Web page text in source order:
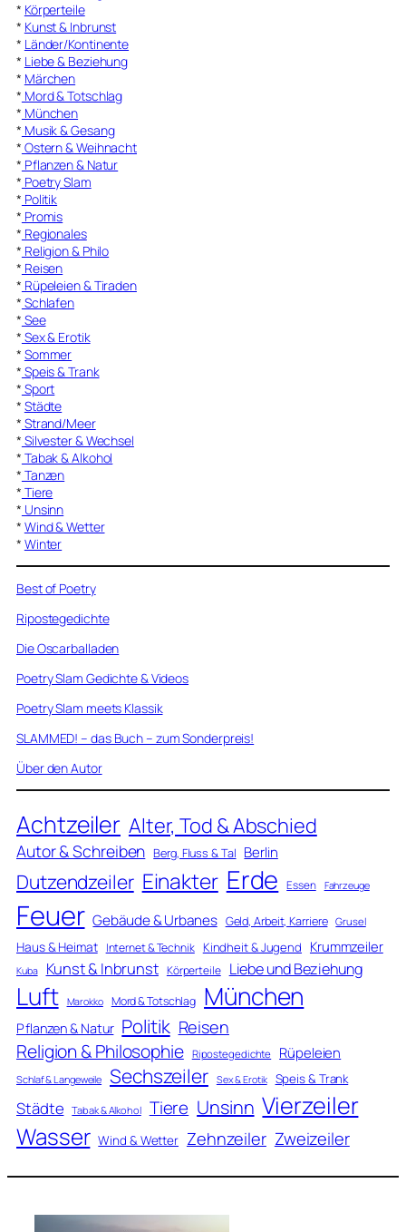
* Körperteile
* Kunst & Inbrunst
* Länder/Kontinente
* Liebe & Beziehung
* Märchen
* Mord & Totschlag
* München
* Musik & Gesang
* Ostern & Weihnacht
* Pflanzen & Natur
* Poetry Slam
* Politik
* Promis
* Regionales
* Religion & Philo
* Reisen
* Rüpeleien & Tiraden
* Schlafen
* See
* Sex & Erotik
* Sommer
* Speis & Trank
* Sport
* Städte
* Strand/Meer
* Silvester & Wechsel
* Tabak & Alkohol
* Tanzen
* Tiere
* Unsinn
* Wind & Wetter
* Winter
Best of Poetry
Ripostegedichte
Die Oscarballaden
Poetry Slam Gedichte & Videos
Poetry Slam meets Klassik
SLAMMED! – das Buch – zum Sonderpreis!
Über den Autor
Achtzeiler Alter, Tod & Abschied
Autor & Schreiben Berg, Fluss & Tal Berlin
Dutzendzeiler Einakter Erde Essen Fahrzeuge
Feuer Gebäude & Urbanes Geld, Arbeit, Karriere Grusel
Haus & Heimat Internet & Technik Kindheit & Jugend Krummzeiler
Kuba Kunst & Inbrunst Körperteile Liebe und Beziehung
Luft Marokko Mord & Totschlag München
Pflanzen & Natur Politik Reisen
Religion & Philosophie Ripostegedichte Rüpeleien
Schlaf & Langeweile Sechszeiler Sex & Erotik Speis & Trank
Städte Tabak & Alkohol Tiere Unsinn Vierzeiler
Wasser Wind & Wetter Zehnzeiler Zweizeiler